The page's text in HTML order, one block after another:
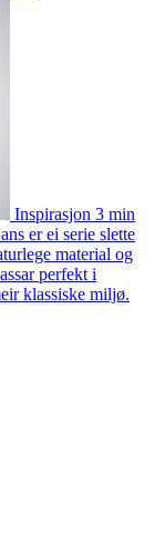
Inspirasjon 3 min
er ei serie slette
material og
perfekt i
klassiske miljø.